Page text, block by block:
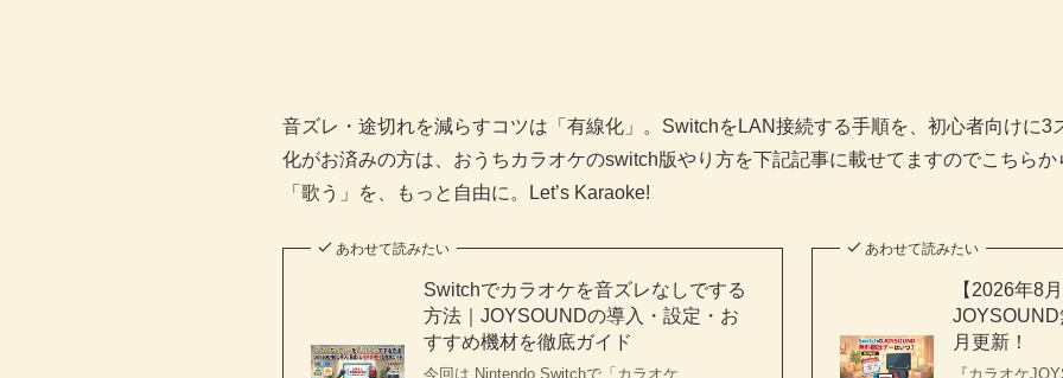
音ズレ・途切れを減らすコツは「有線化」。SwitchをLAN接続する手順を、初心者向けに3
化がお済みの方は、おうちカラオケのswitch版やり方を下記記事に載せてますのでこちらか
「歌う」を、もっと自由に。Let’s Karaoke!
あわせて読みたい
Switchでカラオケを音ズレなしでする
方法｜JOYSOUNDの導入・設定・お
すすめ機材を徹底ガイド
今回は Nintendo Switchで「カラオケ
あわせて読みたい
【2026年8
月更新！
『カラオケ